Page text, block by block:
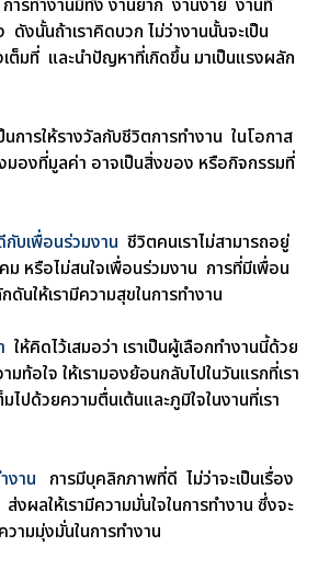
การทำงานมีทั้ง งานยาก งานง่าย งานที่
งนั้นถ้าเราคิดบวก ไม่ว่างานนั้นจะเป็น
เต็มที่ และนำปัญหาที่เกิดขึ้น มาเป็นแรงผลัก
นการให้รางวัลกับชีวิตการทำงาน ในโอกาส
มองที่มูลค่า อาจเป็นสิ่งของ หรือกิจกรรมที่
บเพื่อนร่วมงาน ชีวิตคนเราไม่สามารถอยู่
หรือไม่สนใจเพื่อนร่วมงาน การที่มีเพื่อน
นให้เรามีความสุขในการทำงาน
ให้คิดไว้เสมอว่า เราเป็นผู้เลือกทำงานนี้ด้วย
ท้อใจ ให้เรามองย้อนกลับไปในวันแรกที่เรา
ไปด้วยความตื่นเต้นและภูมิใจในงานที่เรา
งาน การมีบุคลิกภาพที่ดี ไม่ว่าจะเป็นเรื่อง
ผลให้เรามีความมั่นใจในการทำงาน ซึ่งจะ
ามมุ่งมั่นในการทำงาน